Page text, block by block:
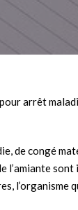
arrêt
de congé